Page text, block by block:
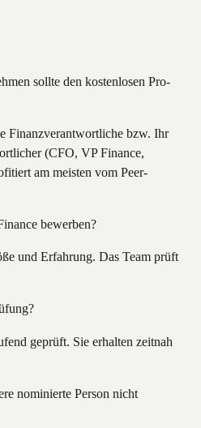
sollte den kostenlosen Pro-
Finanzverantwortliche bzw. Ihr
(CFO, VP Finance,
am meisten vom Peer-
bewerben?
und Erfahrung. Das Team prüft
geprüft. Sie erhalten zeitnah
nominierte Person nicht